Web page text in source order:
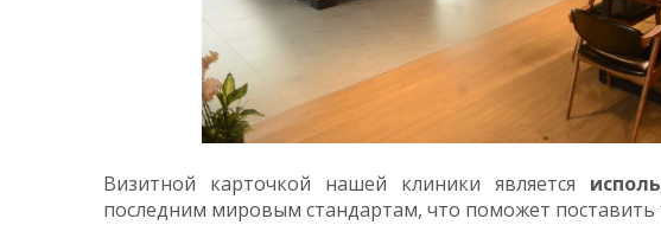
Визитной карточкой нашей клиники является
последним мировым стандартам, что поможет